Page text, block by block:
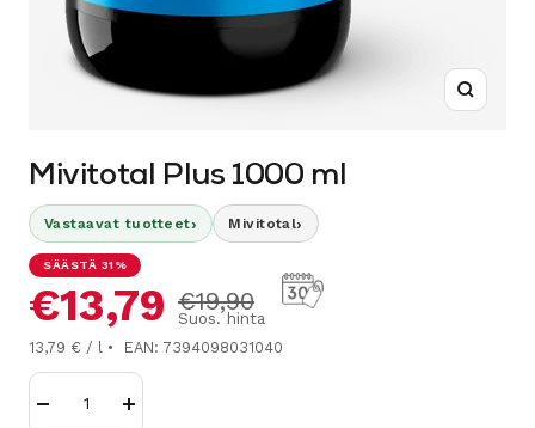
Mivitotal Plus 1000 ml
Vastaavat tuotteet› Mivitotal›
SÄÄSTÄ 31%
Alennushinta
€13,79 Normaalihinta
€19,90
Suos. hinta
13,79 € / l EAN: 7394098031040
Lisää